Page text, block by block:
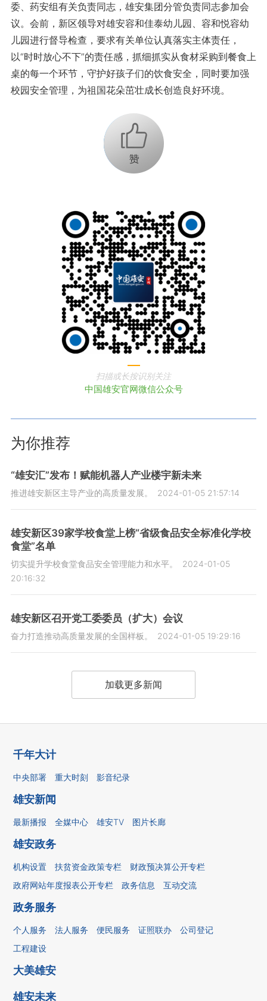
委、药安组有关负责同志，雄安集团分管负责同志参加会
议。会前，新区领导对雄安容和佳泰幼儿园、容和悦容幼
儿园进行督导检查，要求有关单位认真落实主体责任，
以“时时放心不下”的责任感，抓细抓实从食材采购到餐食上
桌的每一个环节，守护好孩子们的饮食安全，同时要加强
校园安全管理，为祖国花朵茁壮成长创造良好环境。
+1
扫描或长按识别关注
中国雄安官网微信公众号
为你推荐
“雄安汇”发布！赋能机器人产业楼宇新未来
推进雄安新区主导产业的高质量发展。 2024-01-05 21:57:14
雄安新区39家学校食堂上榜“省级食品安全标准化学校
食堂”名单
切实提升学校食堂食品安全管理能力和水平。
2024-01-05
20:16:32
雄安新区召开党工委委员（扩大）会议
奋力打造推动高质量发展的全国样板。 2024-01-05 19:29:16
加载更多新闻
千年大计
中央部署 重大时刻 影音纪录
雄安新闻
最新播报 全媒中心 雄安TV 图片长廊
雄安政务
机构设置 扶贫资金政策专栏
财政预决算公开专栏
政府网站年度报表公开专栏
政务信息 互动交流
政务服务
个人服务 法人服务 便民服务 证照联办
公司登记
工程建设
大美雄安
雄安未来